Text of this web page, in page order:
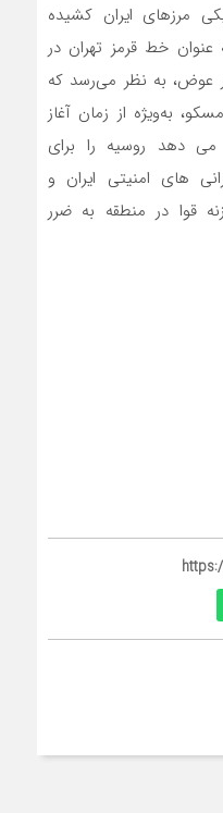
مرزهای ایران کشیده
عنوان خط قرمز تهران در
عوض، به نظر می‌رسد که
به‌ویژه از زمان آغاز
می دهد روسیه را برای
های امنیتی ایران و
قوا در منطقه به ضرر